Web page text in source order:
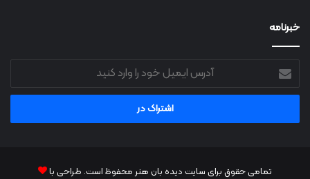
خبرنامه
ایمیل
خود
وارد
تمامی حقوق برای سایت دیده بان هنر محفوظ است. طراحی با